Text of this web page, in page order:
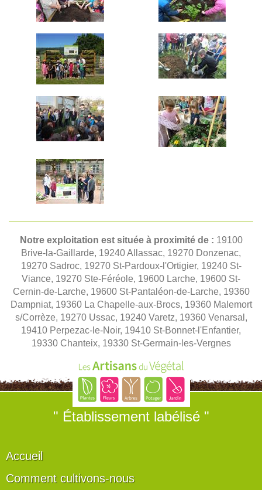
Notre exploitation est située à proximité de : 19100
Brive-la-Gaillarde, 19240 Allassac, 19270 Donzenac,
19270 Sadroc, 19270 St-Pardoux-l'Ortigier, 19240 St-
Viance, 19270 Ste-Féréole, 19600 Larche, 19600 St-
Cernin-de-Larche, 19600 St-Pantaléon-de-Larche, 19360
Dampniat, 19360 La Chapelle-aux-Brocs, 19360 Malemort
s/Corrèze, 19270 Ussac, 19240 Varetz, 19360 Venarsal,
19410 Perpezac-le-Noir, 19410 St-Bonnet-l'Enfantier,
19330 Chanteix, 19330 St-Germain-les-Vergnes
" Établissement labélisé "
Accueil
Comment cultivons-nous